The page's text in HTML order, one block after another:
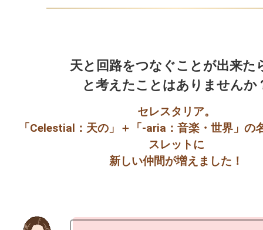
天と回路をつなぐことが出来た
セレスタリア。
「Celestial：天の」＋「-aria：音楽・世界」の
スレットに